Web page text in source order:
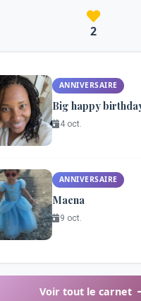
2
ANNIVERSAIRE
Big happy
4 oct.
ANNIVERSAIRE
Maena
9 oct.
Voir tout le carnet